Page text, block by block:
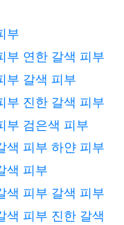
부
부 연한 갈색 피부
부 갈색 피부
부 진한 갈색 피부
부 검은색 피부
색 피부 하얀 피부
색 피부
색 피부 갈색 피부
색 피부 진한 갈색